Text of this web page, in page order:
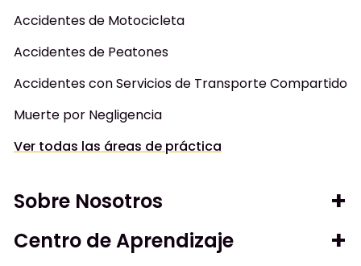
Accidentes de Motocicleta
Accidentes de Peatones
Accidentes con Servicios de Transporte Compartido
Muerte por Negligencia
Ver todas las áreas de práctica
Sobre Nosotros
Centro de Aprendizaje